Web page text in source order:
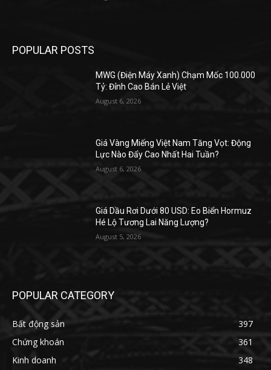
POPULAR POSTS
MWG (Điện Máy Xanh) Chạm Mốc 100.000
Tỷ: Đỉnh Cao Bán Lẻ Việt
August 6, 2026
Giá Vàng Miếng Việt Nam Tăng Vọt: Động
Lực Nào Đẩy Cao Nhất Hai Tuần?
August 6, 2026
Giá Dầu Rơi Dưới 80 USD: Eo Biển Hormuz
Hé Lộ Tương Lai Năng Lượng?
August 5, 2026
POPULAR CATEGORY
Bất động sản
397
Chứng khoán
361
Kinh doanh
348